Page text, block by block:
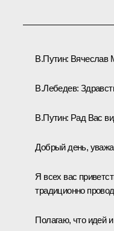
В.Путин: Вячеслав
В.Лебедев:
В.Путин: Рад Вас
Добрый день,
Я всех вас
традиционно
Полагаю, что идей